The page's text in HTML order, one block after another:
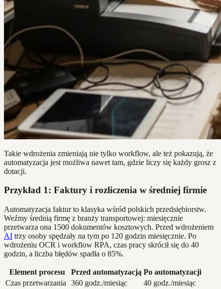
Takie wdrożenia zmieniają nie tylko workflow, ale też pokazują, że
automatyzacja jest możliwa nawet tam, gdzie liczy się każdy grosz z
dotacji.
Przykład 1: Faktury i rozliczenia w średniej firmie
Automatyzacja faktur to klasyka wśród polskich przedsiębiorstw.
Weźmy średnią firmę z branży transportowej: miesięcznie
przetwarza ona 1500 dokumentów kosztowych. Przed wdrożeniem
AI trzy osoby spędzały na tym po 120 godzin miesięcznie. Po
wdrożeniu OCR i workflow RPA, czas pracy skrócił się do 40
godzin, a liczba błędów spadła o 85%.
Element procesu Przed automatyzacją Po automatyzacji
Czas przetwarzania
360 godz./miesiąc
40 godz./miesiąc